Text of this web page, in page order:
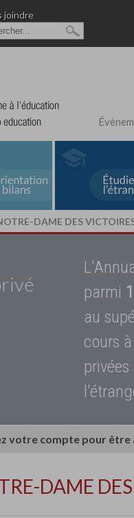
joindre
DAME DES
parmi
au
cours
votre compte pour
DAME